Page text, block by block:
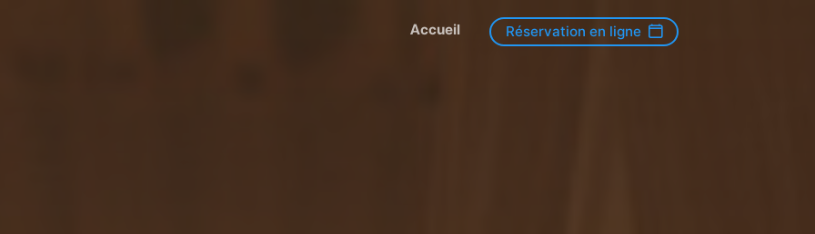
Accueil Réservation en ligne